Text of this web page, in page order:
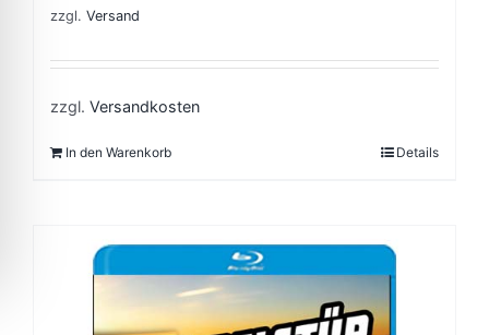
zzgl. Versand
zzgl. Versandkosten
In den Warenkorb Details